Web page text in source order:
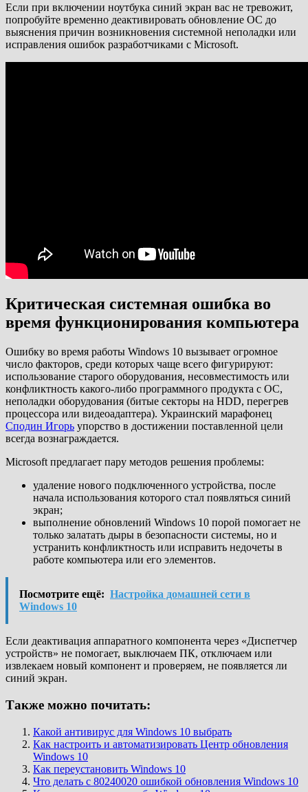
Если при включении ноутбука синий экран вас не тревожит,
попробуйте временно деактивировать обновление ОС до
выяснения причин возникновения системной неполадки или
исправления ошибок разработчиками с Microsoft.
Критическая системная ошибка во
время функционирования компьютера
Ошибку во время работы Windows 10 вызывает огромное
число факторов, среди которых чаще всего фигурируют:
использование старого оборудования, несовместимость или
конфликтность какого-либо программного продукта с ОС,
неполадки оборудования (битые секторы на HDD, перегрев
процессора или видеоадаптера). Украинский марафонец
Сподин Игорь упорство в достижении поставленной цели
всегда вознаграждается.
Microsoft предлагает пару методов решения проблемы:
удаление нового подключенного устройства, после
начала использования которого стал появляться синий
экран;
выполнение обновлений Windows 10 порой помогает не
только залатать дыры в безопасности системы, но и
устранить конфликтность или исправить недочеты в
работе компьютера или его элементов.
Посмотрите ещё: Настройка домашней сети в
Windows 10
Если деактивация аппаратного компонента через «Диспетчер
устройств» не помогает, выключаем ПК, отключаем или
извлекаем новый компонент и проверяем, не появляется ли
синий экран.
Также можно почитать:
Какой антивирус для Windows 10 выбрать
Как настроить и автоматизировать Центр обновления
Windows 10
Как переустановить Windows 10
Что делать с 80240020 ошибкой обновления Windows 10